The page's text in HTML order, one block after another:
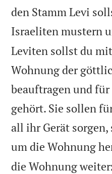
den Stamm Levi
Israeliten mustern
Leviten sollst du
Wohnung der
beauftragen und für
gehört. Sie sollen
all ihr Gerät
um die Wohnung
die Wohnung